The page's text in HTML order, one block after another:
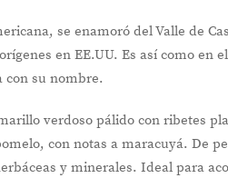
se enamoró del Valle de
en EE.UU. Es así como en
con su nombre.
verdoso pálido con ribetes
con notas a maracuyá. De
y minerales. Ideal para